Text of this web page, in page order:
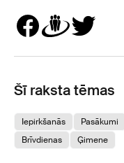
Šī raksta tēmas
Iepirkšanās Pasākumi
Brīvdienas
Ģimene